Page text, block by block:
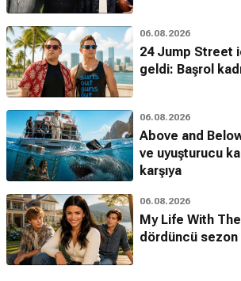
06.08.2026
24 Jump Street
geldi: Başrol
06.08.2026
Above and
ve uyuşturucu
karşıya
06.08.2026
My Life With
dördüncü sezon